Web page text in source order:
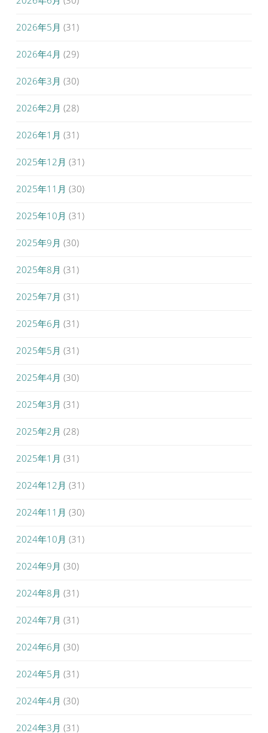
2026年5月 (31)
2026年4月 (29)
2026年3月 (30)
2026年2月 (28)
2026年1月 (31)
2025年12月 (31)
2025年11月 (30)
2025年10月 (31)
2025年9月 (30)
2025年8月 (31)
2025年7月 (31)
2025年6月 (31)
2025年5月 (31)
2025年4月 (30)
2025年3月 (31)
2025年2月 (28)
2025年1月 (31)
2024年12月 (31)
2024年11月 (30)
2024年10月 (31)
2024年9月 (30)
2024年8月 (31)
2024年7月 (31)
2024年6月 (30)
2024年5月 (31)
2024年4月 (30)
2024年3月 (31)